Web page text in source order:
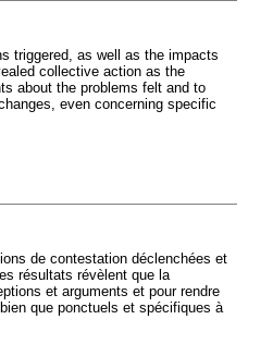
triggered, as well as the impacts
collective action as the
about the problems felt and to
even concerning specific
de contestation déclenchées et
résultats révèlent que la
et arguments et pour rendre
que ponctuels et spécifiques à